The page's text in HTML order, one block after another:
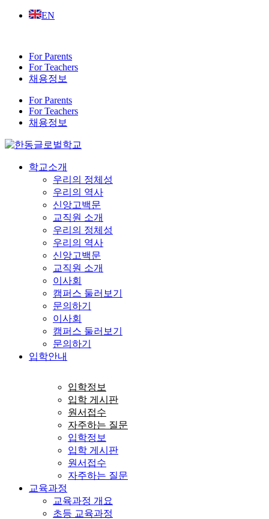
Skip
EN
For Parents
For Teachers
채용정보
For Parents
For Teachers
채용정보
학교소개
우리의 정체성
우리의 역사
신앙고백문
교직원 소개
우리의 정체성
우리의 역사
신앙고백문
교직원 소개
이사회
캠퍼스 둘러보기
문의하기
이사회
캠퍼스 둘러보기
문의하기
입학안내
입학정보
입학 게시판
원서접수
자주하는 질문
입학정보
입학 게시판
원서접수
자주하는 질문
교육과정
교육과정 개요
초등 교육과정